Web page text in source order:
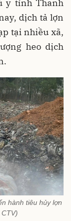
y tỉnh Thanh
dịch tả lợn
tại nhiều xã,
heo dịch
hành tiêu hủy lợn